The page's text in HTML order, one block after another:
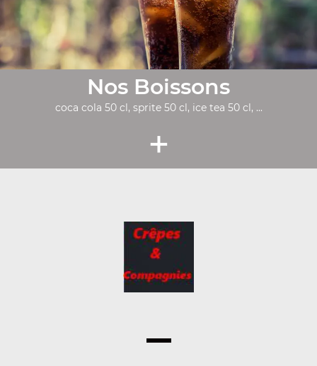
Nos Boissons
coca cola 50 cl, sprite 50 cl, ice tea 50 cl, ...
+